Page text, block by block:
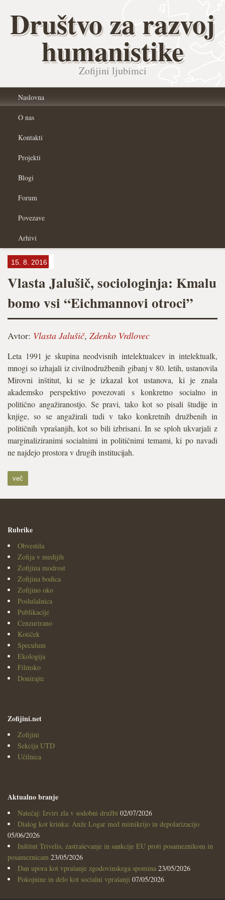
Društvo za razvoj
humanistike
Zofijini ljubimci
Naslovna
O nas
Kontakti
Projekti
Blogi
Forum
Povezave
Arhivi
15. 8. 2016
Vlasta Jalušič, sociologinja: Kmalu
bomo vsi “Eichmannovi otroci”
Avtor: Vlasta Jalušič, Zdenko Vrdlovec
Leta 1991 je skupina neodvisnih intelektualcev in intelektualk,
mnogi so izhajali iz civilnodružbenih gibanj v 80. letih, ustanovila
Mirovni inštitut, ki se je izkazal kot ustanova, ki je znala
akademsko perspektivo povezovati s konkretno socialno in
politično angažiranostjo. Se pravi, tako kot so pisali študije in
knjige, so se angažirali tudi v tako konkretnih družbenih in
političnih vprašanjih, kot so bili izbrisani. In se sploh ukvarjali z
marginaliziranimi socialnimi in političnimi temami, ki po navadi
ne najdejo prostora v drugih institucijah.
več
Rubrike
Obvestila
Zofija v medijih
Zofijina modrost
Zofijina bodica
Zofijino oko
Poslušalnica
Publikacije
Cenzurirano
Kotiček
Speculum
Ekologija
Filmsko
Donirajte
Zofijini.net
Zofijini
Sekcija UTD
Učilnica
Aktualno branje
Natečaj: Izviri zla v sodobni družbi 02/07/2026
Dialog kot krinka: Anže Logar med mimikrijo in depolarizacijo
05/06/2026
Inštitut Trivelis, zastraševanje in sankcije EU proti posameznikom in
posameznicam 23/05/2026
Dan upora kot vprašanje zgodovinskega spomina 23/05/2026
Pokojnine in delo kot socialni vprašanji 07/05/2026